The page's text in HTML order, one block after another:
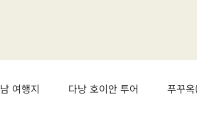
여행지 다낭 호이안 투어 푸꾸